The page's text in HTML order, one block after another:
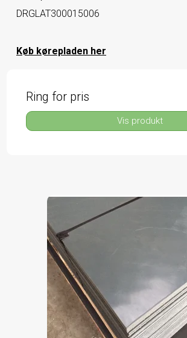
DRGLAT300015006
Køb kørepladen her
Ring for pris
Vis produkt